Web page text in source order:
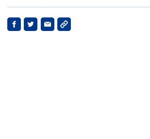
Aktuelle finanzielle Lage von Pi Network